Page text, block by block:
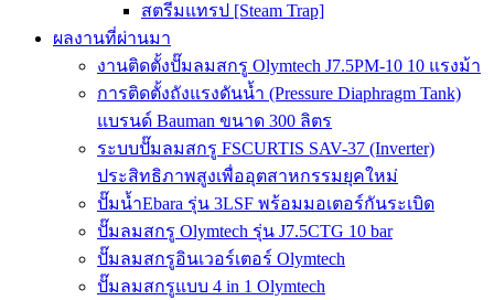
สตรีมแทรป [Steam Trap]
ผลงานที่ผ่านมา
งานติดตั้งปั๊มลมสกรู Olymtech J7.5PM-10 10 แรงม้า
การติดตั้งถังแรงดันน้ำ (Pressure Diaphragm Tank)
แบรนด์ Bauman ขนาด 300 ลิตร
ระบบปั๊มลมสกรู FSCURTIS SAV-37 (Inverter)
ประสิทธิภาพสูงเพื่ออุตสาหกรรมยุคใหม่
ปั๊มน้ำEbara รุ่น 3LSF พร้อมมอเตอร์กันระเบิด
ปั๊มลมสกรู Olymtech รุ่น J7.5CTG 10 bar
ปั๊มลมสกรูอินเวอร์เตอร์ Olymtech
ปั๊มลมสกรูแบบ 4 in 1 Olymtech